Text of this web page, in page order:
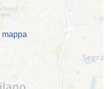
informazioni sui loro corsi puoi
cliccando sul bottone "Contattaci"